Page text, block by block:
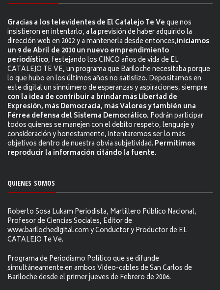
Gracias a los televidentes de El Catalejo Te Veque nos
insistieron en intentarlo, a la previsión de haber adquirido la
dirección web en 2002 y a mantenerla desde entonces,iniciamos
un 9 de Abril de 2010 un nuevo emprendimiento
periodístico, festejando los CINCO años de vida de EL
CATALEJO TE VE, un programa que Bariloche necesitaba porque
lo que hubo en los últimos años no satisfizo. Depositamos en
este digital un sinnúmero de esperanzas y aspiraciones, siempre
con la idea de contribuir a brindar más Libertad de
Expresión, más Democracia, más Valores y también una
Férrea defensa del Sistema Democrático. Podrán participar
todos quienes se manejen con el debito respeto, lenguaje y
consideración y honestamente, intentaremos ser lo más
objetivos dentro de nuestra obvia subjetividad. Permitimos
reproducir la información citándo la fuente.
QUIENES SOMOS
Roberto Sosa Lukam Periodista, Martillero Público Nacional,
Profesor de Ciencias Sociales, Editor de
www.barilochedigital.com y Conductor y Productor de EL
CATALEJO Te Ve.
Programa de Periodismo Político que se difunde
simultáneamente en ambos Video-cables de San Carlos de
Bariloche desde el primer jueves de Febrero de 2006.